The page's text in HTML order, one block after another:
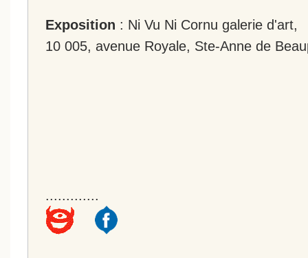
Exposition : Ni Vu Ni Cornu galerie d'art,
10 005, avenue Royale, Ste-Anne de
.............